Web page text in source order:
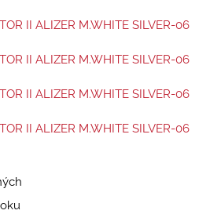
II ALIZER M.WHITE SILVER-06
II ALIZER M.WHITE SILVER-06
II ALIZER M.WHITE SILVER-06
II ALIZER M.WHITE SILVER-06